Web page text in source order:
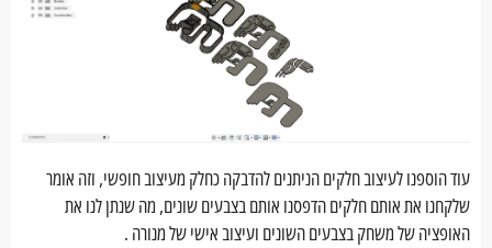
עוד הוספנו לעיצוב חלקים הניתנים להדבקה כחלק מעיצוב חופשי, וזה אומר
שלקחנו את אותם חלקים הדפסנו אותם בצבעים שונים, מה שנתן לנו את
האופציה של משחק בצבעים השונים ועיצוב אישי של מנורה .